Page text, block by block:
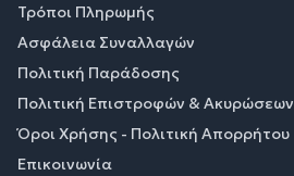
Τρόποι Πληρωμής
Ασφάλεια Συναλλαγών
Πολιτική Παράδοσης
Πολιτική Επιστροφών & Ακυρώσεων
Όροι Χρήσης - Πολιτική Απορρήτου
Επικοινωνία